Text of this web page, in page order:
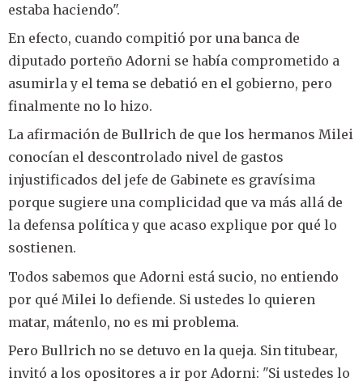
estaba haciendo".
En efecto, cuando compitió por una banca de
diputado porteño Adorni se había comprometido a
asumirla y el tema se debatió en el gobierno, pero
finalmente no lo hizo.
La afirmación de Bullrich de que los hermanos Milei
conocían el descontrolado nivel de gastos
injustificados del jefe de Gabinete es gravísima
porque sugiere una complicidad que va más allá de
la defensa política y que acaso explique por qué lo
sostienen.
Todos sabemos que Adorni está sucio, no entiendo
por qué Milei lo defiende. Si ustedes lo quieren
matar, mátenlo, no es mi problema.
Pero Bullrich no se detuvo en la queja. Sin titubear,
invitó a los opositores a ir por Adorni: "Si ustedes lo